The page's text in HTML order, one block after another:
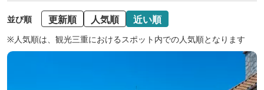
並び順 更新順 人気順 近い順
※人気順は、観光三重におけるスポット内での人気順となります